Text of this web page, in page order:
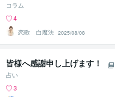
コラム
4
恋歌 白魔法 2025/08/08
皆様へ感謝申し上げます！
占い
3